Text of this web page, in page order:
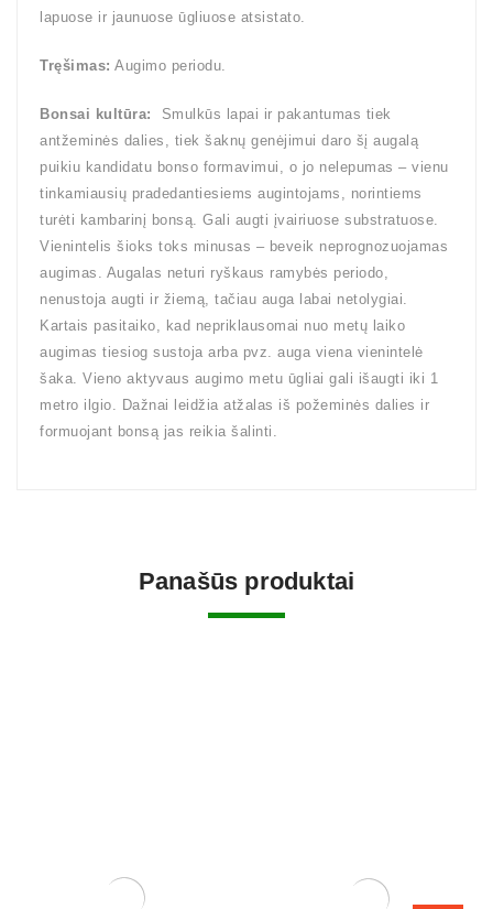
lapuose ir jaunuose ūgliuose atsistato.
Tręšimas: Augimo periodu.
Bonsai kultūra: Smulkūs lapai ir pakantumas tiek
antžeminės dalies, tiek šaknų genėjimui daro šį augalą
puikiu kandidatu bonso formavimui, o jo nelepumas – vienu
tinkamiausių pradedantiesiems augintojams, norintiems
turėti kambarinį bonsą. Gali augti įvairiuose substratuose.
Vienintelis šioks toks minusas – beveik neprognozuojamas
augimas. Augalas neturi ryškaus ramybės periodo,
nenustoja augti ir žiemą, tačiau auga labai netolygiai.
Kartais pasitaiko, kad nepriklausomai nuo metų laiko
augimas tiesiog sustoja arba pvz. auga viena vienintelė
šaka. Vieno aktyvaus augimo metu ūgliai gali išaugti iki 1
metro ilgio. Dažnai leidžia atžalas iš požeminės dalies ir
formuojant bonsą jas reikia šalinti.
Panašūs produktai